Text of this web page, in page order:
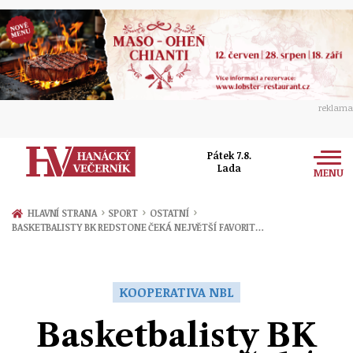
reklama
Pátek 7.8.
Lada
MENU
Zprávy
Přerov
Ekonomika
Ženy
Sport
HLAVNÍ STRANA › SPORT › OSTATNÍ ›
BASKETBALISTY BK REDSTONE ČEKÁ NEJVĚTŠÍ FAVORIT…
KOOPERATIVA NBL
Basketbalisty BK